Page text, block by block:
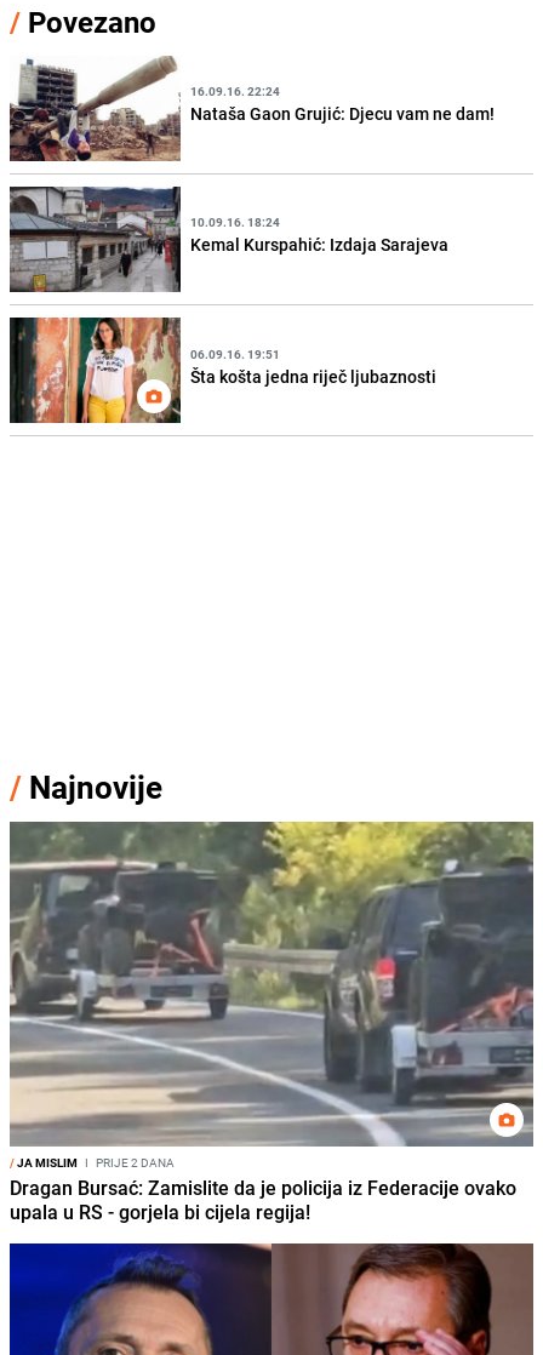
/ Povezano
16.09.16. 22:24
Nataša Gaon Grujić: Djecu vam ne dam!
10.09.16. 18:24
Kemal Kurspahić: Izdaja Sarajeva
06.09.16. 19:51
Šta košta jedna riječ ljubaznosti
/ Najnovije
/JA MISLIM I PRIJE 2 DANA
Dragan Bursać: Zamislite da je policija iz Federacije ovako
upala u RS - gorjela bi cijela regija!